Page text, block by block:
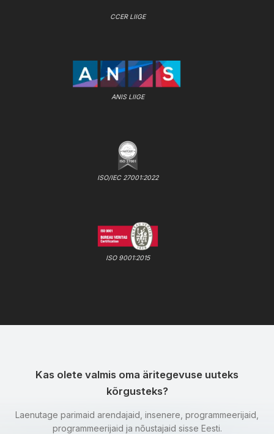
CCER LIIGE
ANIS LIIGE
ISO/IEC 27001:2022
ISO 9001:2015
Kas olete valmis oma äritegevuse uuteks
kõrgusteks?
Laenutage parimaid arendajaid, insenere, programmeerijaid,
programmeerijaid ja nõustajaid sisse Eesti.